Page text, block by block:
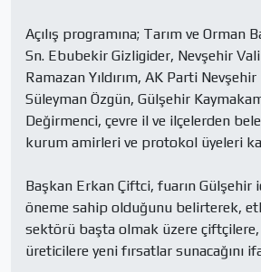
Açılış programına; Tarım ve Orman
Sn. Ebubekir Gizligider, Nevşehir
Ramazan Yıldırım, AK Parti
Süleyman Özgün, Gülşehir
Değirmenci, çevre il ve ilçelerden
kurum amirleri ve protokol üyeleri
Başkan Erkan Çiftci, fuarın
öneme sahip olduğunu belirterek,
sektörü başta olmak üzere çiftçilere,
üreticilere yeni fırsatlar sunacağını